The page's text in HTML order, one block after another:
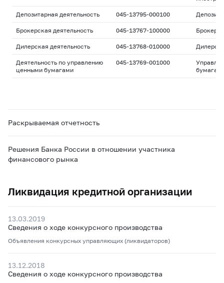
Депозитарная деятельность 045-13795-000100
Брокерская деятельность 045-13767-100000
Дилерская деятельность 045-13768-010000
Деятельность по управлению
ценными бумагами
045-13769-001000
Раскрываемая отчетность
Решения Банка России в отношении участника
финансового рынка
Ликвидация кредитной организации
13.03.2019
Сведения о ходе конкурсного производства
Объявления конкурсных управляющих (ликвидаторов)
13.12.2018
Сведения о ходе конкурсного производства